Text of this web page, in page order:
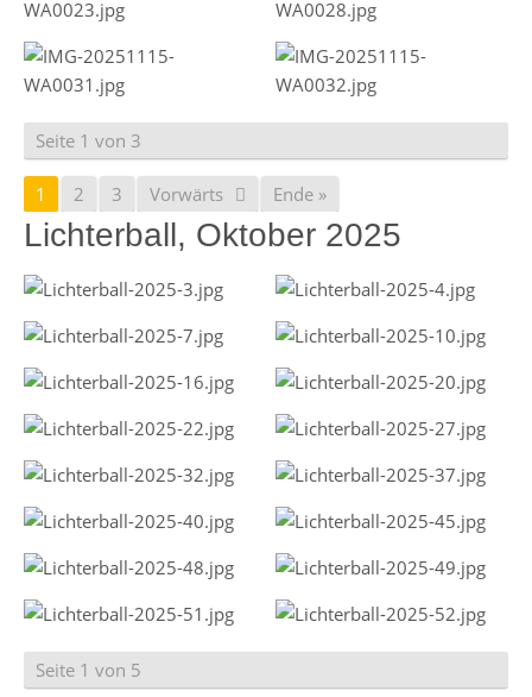
Seite 1 von 3
1 2 3 Vorwärts Ende »
Lichterball, Oktober 2025
Seite 1 von 5